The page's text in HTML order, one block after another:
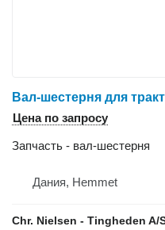
Цена по запросу
Запчасть - вал-шестерня
Дания, Hemmet
Chr. Nielsen - Tingheden A/